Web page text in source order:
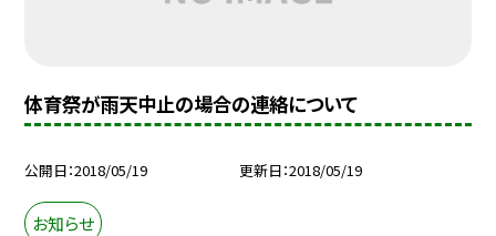
体育祭が雨天中止の場合の連絡について
公開日 2018/05/19 更新日 2018/05/19
お知らせ